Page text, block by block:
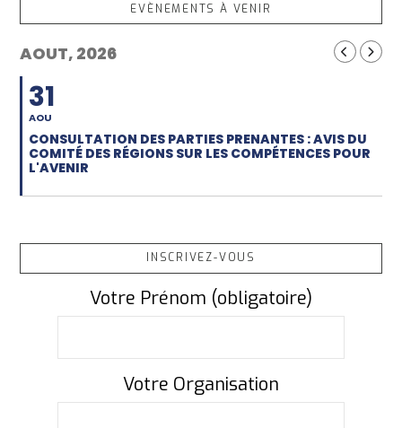
EVÈNEMENTS À VENIR
AOUT, 2026
31
AOU
CONSULTATION DES PARTIES PRENANTES : AVIS DU
COMITÉ DES RÉGIONS SUR LES COMPÉTENCES POUR
L'AVENIR
INSCRIVEZ-VOUS
Votre Prénom (obligatoire)
Votre Organisation